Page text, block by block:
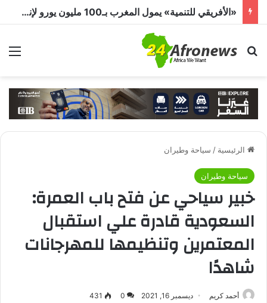
بحث عن
الرئيسية / سياحة وطيران
سياحة وطيران
خبير سياحي عن فتح باب العمرة:
السعودية قادرة علي استقبال
المعتمرين وتنظيمها للمهرجانات
شاهدًا
أحمد كريم ديسمبر 16, 2021 0
431